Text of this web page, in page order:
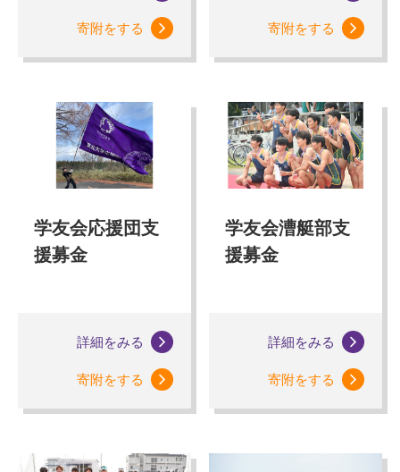
寄附をする 寄附をする
学友会応援団支
援募金
詳細をみる
寄附をする
学友会漕艇部支
援募金
詳細をみる
寄附をする